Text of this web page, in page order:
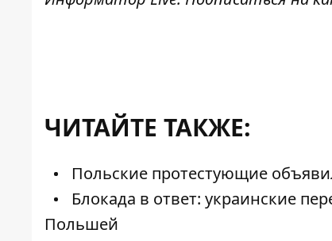
ЧИТАЙТЕ ТАКЖЕ:
Польские протестующие
Блокада в ответ: украинские
Польшей